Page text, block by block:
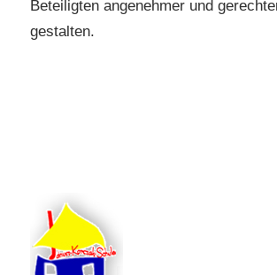
Beteiligten angenehmer und
gestalten.